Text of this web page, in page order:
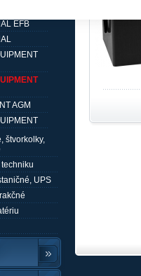
EFB
AGM
štvorkolky,
UPS